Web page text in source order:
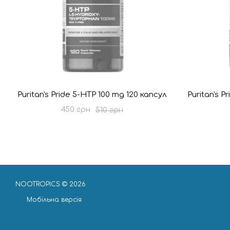
Puritan's Pride 5-HTP 100 mg 120 капсул
510 грн
450 грн
Puritan's
NOOTROPICS © 2026
Мобільна версія